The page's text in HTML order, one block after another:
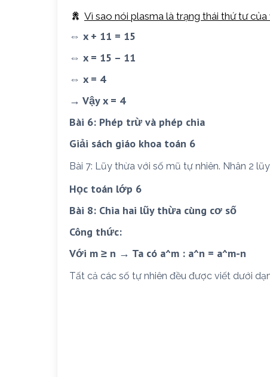
Vì sao nói plasma là trạng thái thứ tư của
⇔ x + 11 = 15
⇔ x = 15 – 11
⇔ x = 4
→ Vậy x = 4
Bài 6: Phép trừ và phép chia
Giải sách giáo khoa toán 6
Bài 7: Lũy thừa với số mũ tự nhiên. Nhân 2
Học toán lớp 6
Bài 8: Chia hai lũy thừa cùng cơ số
Công thức:
Với m ≥ n → Ta có a^m : a^n = a^m-n
Tất cả các số tự nhiên đều được viết dưới